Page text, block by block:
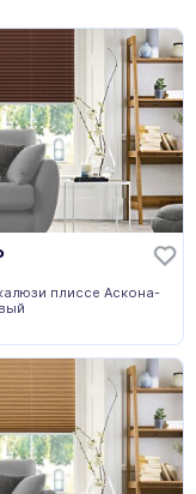
плиссе Аскона-